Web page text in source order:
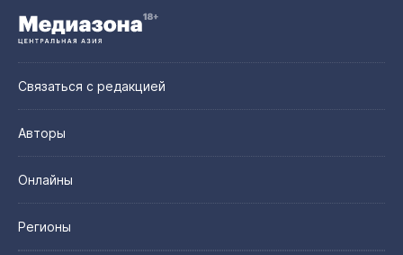
Связаться с редакцией
Авторы
Онлайны
Регионы